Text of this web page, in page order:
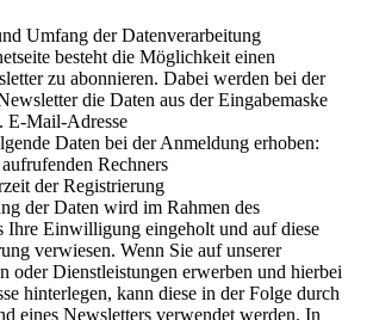
Umfang der Datenverarbeitung
besteht die Möglichkeit einen
zu abonnieren. Dabei werden bei der
die Daten aus der Eingabemaske
E-Mail-Adresse
Daten bei der Anmeldung erhoben:
Rechners
der Registrierung
der Daten wird im Rahmen des
Ihre Einwilligung eingeholt und auf diese
verwiesen. Wenn Sie auf unserer
oder Dienstleistungen erwerben und hierbei
hinterlegen, kann diese in der Folge durch
eines Newsletters verwendet werden. In